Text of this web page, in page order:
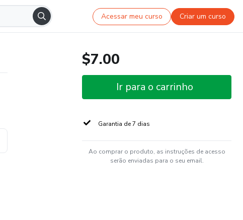
Acessar meu curso Criar um curso
$7.00
Ir para o carrinho
Garantia de 7 dias
Ao comprar o produto, as instruções de acesso
serão enviadas para o seu email.